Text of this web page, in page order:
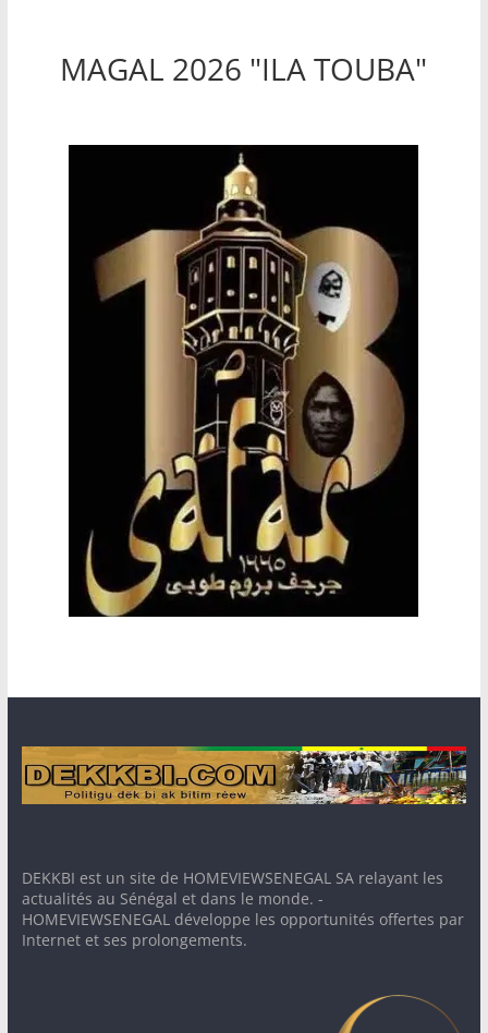
MAGAL 2026 "ILA TOUBA"
DEKKBI est un site de HOMEVIEWSENEGAL SA relayant les
actualités au Sénégal et dans le monde. -
HOMEVIEWSENEGAL développe les opportunités offertes par
Internet et ses prolongements.